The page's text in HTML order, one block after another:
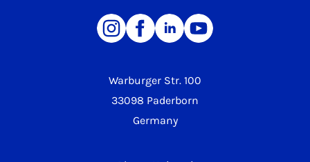
Warburger Str. 100
33098 Paderborn
Germany